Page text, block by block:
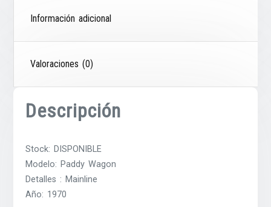
Información adicional
Valoraciones (0)
Descripción
Stock: DISPONIBLE
Modelo: Paddy Wagon
Detalles : Mainline
Año: 1970